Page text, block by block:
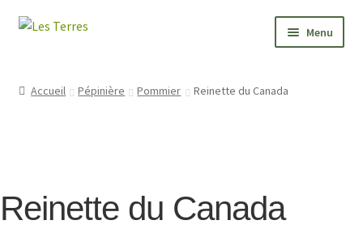
Aller
navigation
Aller
Menu
VALEURS
Accueil Pépinière Pommier Reinette du Canada
Reinette du Canada